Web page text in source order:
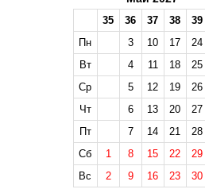
35 36 37 38
39
Пн
3 10 17
24
Вт
4 11 18
25
Ср
5 12 19
26
Чт
6 13 20
27
Пт
7 14 21
28
Сб
1 8 15 22
29
Вс
2 9 16 23 30